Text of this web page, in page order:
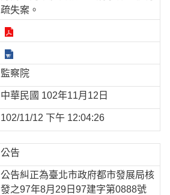
疏失案。
監察院
中華民國 102年11月12日
102/11/12 下午 12:04:26
公告
公告糾正為臺北市政府都市發展局核
發之97年8月29日97建字第0888號